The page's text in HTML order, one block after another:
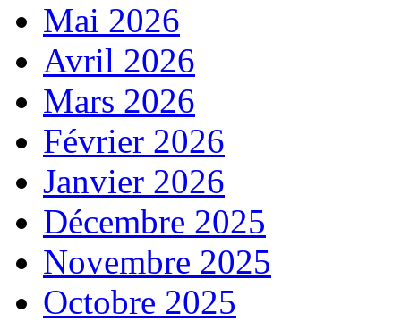
Mai 2026
Avril 2026
Mars 2026
Février 2026
Janvier 2026
Décembre 2025
Novembre 2025
Octobre 2025